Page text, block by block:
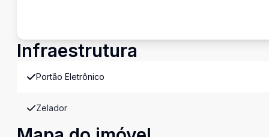
Infraestrutura
Portão Eletrônico
Zelador